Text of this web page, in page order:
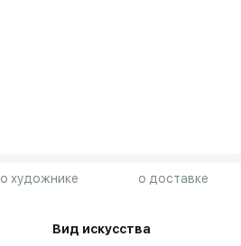
о художнике о доставке
Вид искусства